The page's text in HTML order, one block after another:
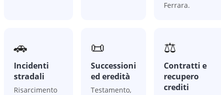
Ferrara.
🚗
Incidenti
stradali
Risarcimento
📜
Successioni
ed eredità
Testamento,
⚖️
Contratti e
recupero
crediti